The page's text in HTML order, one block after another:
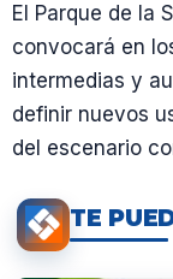
El Parque de la
convocará en
intermedias y
definir nuevos
del escenario
TE